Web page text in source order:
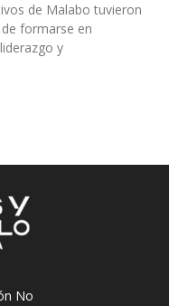
de Malabo tuvieron
formarse en
y
No